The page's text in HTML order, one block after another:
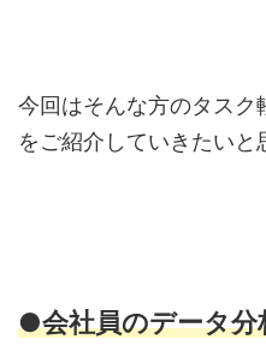
今回はそんな方のタスク
をご紹介していきたいと
●会社員のデータ